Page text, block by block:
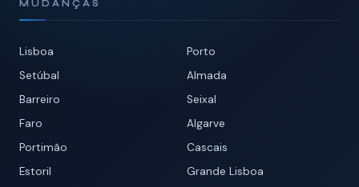
MUDANÇAS
Lisboa
Porto
Setúbal
Almada
Barreiro
Seixal
Faro
Algarve
Portimão
Cascais
Estoril
Grande Lisboa